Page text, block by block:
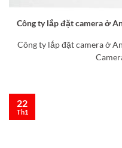
Công ty lắp đặt camera ở
Công ty lắp đặt camera ở
22
Th1